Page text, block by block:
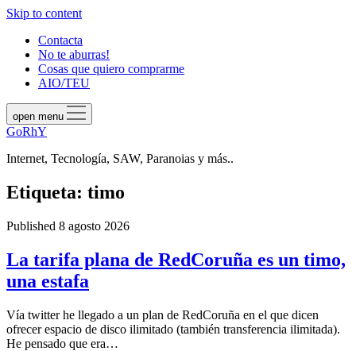
Skip to content
Contacta
No te aburras!
Cosas que quiero comprarme
AIO/TEU
open menu
GoRhY
Internet, Tecnología, SAW, Paranoias y más..
Etiqueta: timo
Published 8 agosto 2026
La tarifa plana de RedCoruña es un timo,
una estafa
Vía twitter he llegado a un plan de RedCoruña en el que dicen
ofrecer espacio de disco ilimitado (también transferencia ilimitada).
He pensado que era…